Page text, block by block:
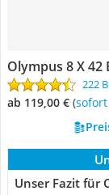
Olympus 8 X 42
222
ab 119,00 € (
Unser Fazit für